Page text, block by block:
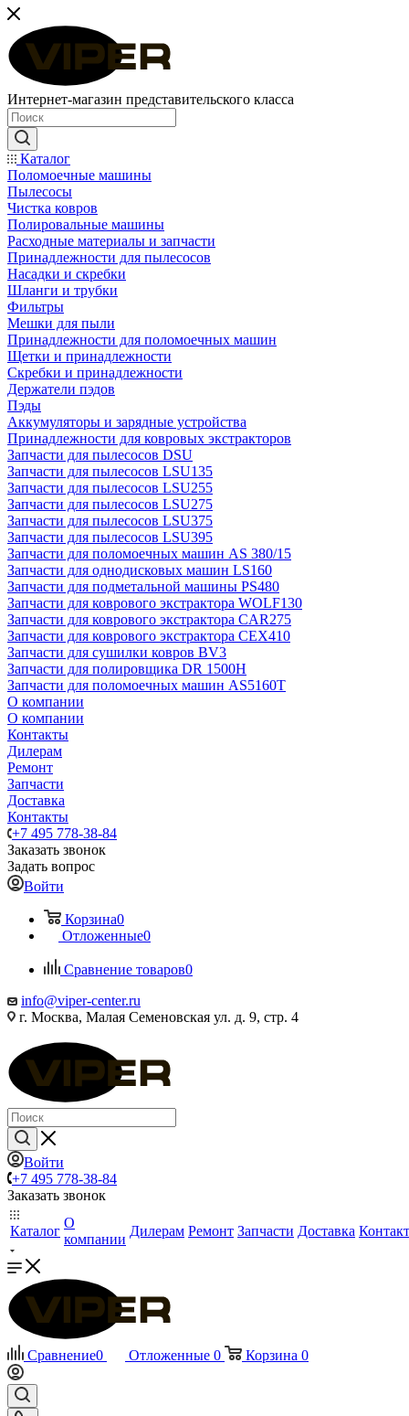
Интернет-магазин представительского класса
Каталог
Поломоечные машины
Пылесосы
Чистка ковров
Полировальные машины
Расходные материалы и запчасти
Принадлежности для пылесосов
Насадки и скребки
Шланги и трубки
Фильтры
Мешки для пыли
Принадлежности для поломоечных машин
Щетки и принадлежности
Скребки и принадлежности
Держатели пэдов
Пэды
Аккумуляторы и зарядные устройства
Принадлежности для ковровых экстракторов
Запчасти для пылесосов DSU
Запчасти для пылесосов LSU135
Запчасти для пылесосов LSU255
Запчасти для пылесосов LSU275
Запчасти для пылесосов LSU375
Запчасти для пылесосов LSU395
Запчасти для поломоечных машин AS 380/15
Запчасти для однодисковых машин LS160
Запчасти для подметальной машины PS480
Запчасти для коврового экстрактора WOLF130
Запчасти для коврового экстрактора CAR275
Запчасти для коврового экстрактора CEX410
Запчасти для сушилки ковров BV3
Запчасти для полировщика DR 1500H
Запчасти для поломоечных машин AS5160T
О компании
О компании
Контакты
Дилерам
Ремонт
Запчасти
Доставка
Контакты
+7 495 778-38-84
Заказать звонок
Задать вопрос
Войти
Корзина0
Отложенные0
Сравнение товаров0
info@viper-center.ru
г. Москва, Малая Семеновская ул. д. 9, стр. 4
Войти
+7 495 778-38-84
Заказать звонок
Каталог
О
компании
Дилерам Ремонт Запчасти Доставка
Сравнение0 Отложенные 0 Корзина 0